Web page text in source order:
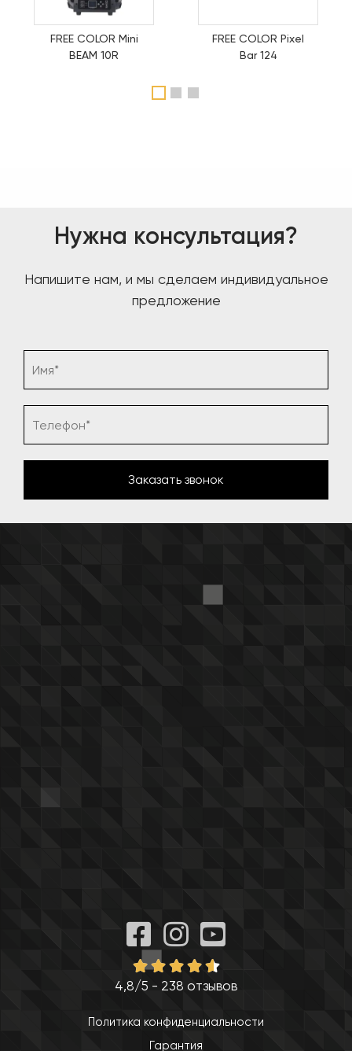
FREE COLOR Mini
BEAM 10R
FREE COLOR Pixel
Bar 124
1 2 3
Нужна консультация?
Напишите нам, и мы сделаем индивидуальное
предложение
4,8/5 - 238 отзывов
Политика конфиденциальности
Гарантия